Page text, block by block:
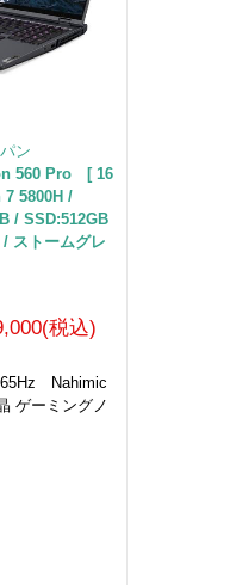
ン
560 Pro [ 16
5800H /
/ SSD:512GB
ストームグレ
税込)
Nahimic
ゲーミングノ